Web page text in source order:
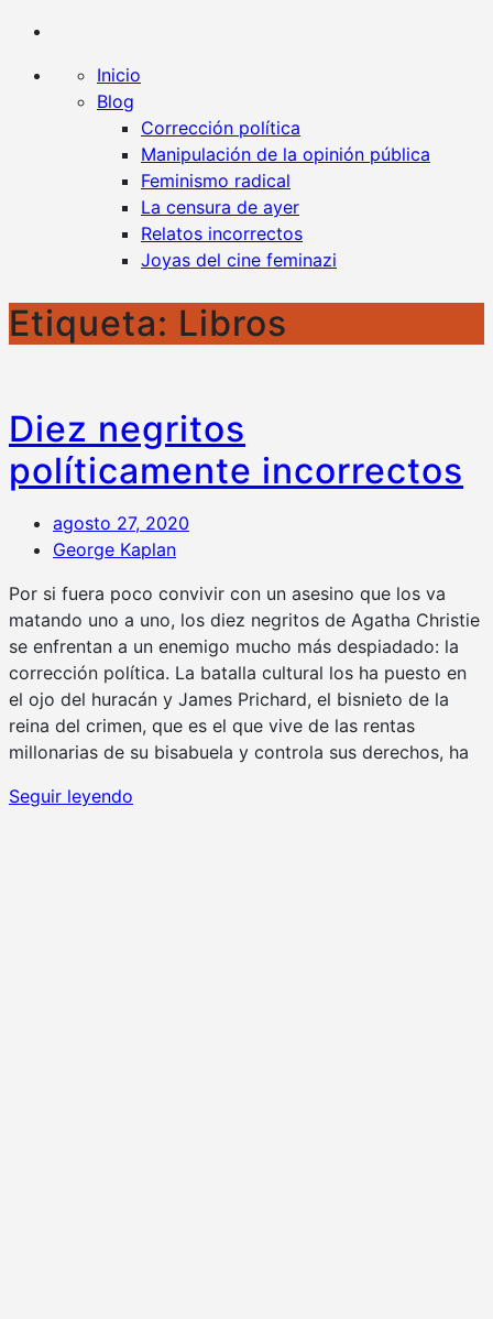
de censura
Inicio
Blog
Corrección política
Manipulación de la opinión pública
Feminismo radical
La censura de ayer
Relatos incorrectos
Joyas del cine feminazi
Etiqueta: Libros
Diez negritos
políticamente incorrectos
agosto 27, 2020
George Kaplan
Por si fuera poco convivir con un asesino que los va
matando uno a uno, los diez negritos de Agatha Christie
se enfrentan a un enemigo mucho más despiadado: la
corrección política. La batalla cultural los ha puesto en
el ojo del huracán y James Prichard, el bisnieto de la
reina del crimen, que es el que vive de las rentas
millonarias de su bisabuela y controla sus derechos, ha
Seguir leyendo